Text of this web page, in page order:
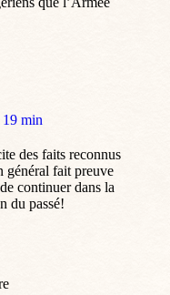
19 min
des faits reconnus
général fait preuve
continuer dans la
du passé!